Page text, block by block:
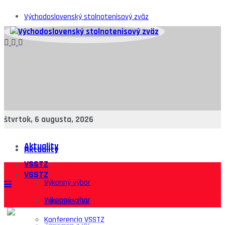
Východoslovenský stolnotenisový zväz
štvrtok, 6 augusta, 2026
Aktuality
VSSTZ
Výkonný výbor
Zápisnice z VV
Konferencia VSSTZ
Aktuality
VSSTZ
Výkonný výbor